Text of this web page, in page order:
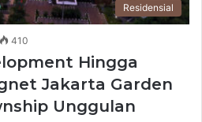
Residensial
410
Hingga
Jakarta Garden
Unggulan